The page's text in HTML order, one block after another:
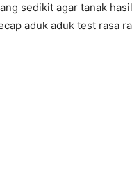
sedikit agar tanak
aduk aduk test rasa